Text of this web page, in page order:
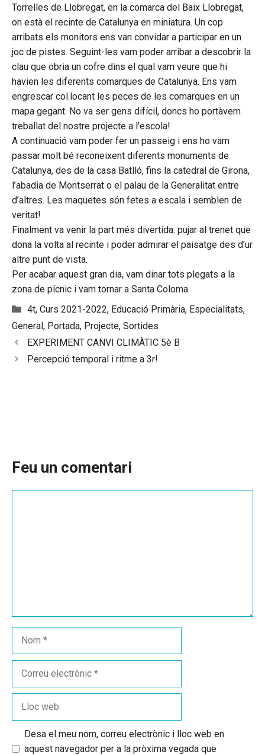
Torrelles de Llobregat, en la comarca del Baix Llobregat,
on està el recinte de Catalunya en miniatura. Un cop
arribats els monitors ens van convidar a participar en un
joc de pistes. Seguint-les vam poder arribar a descobrir la
clau que obria un cofre dins el qual vam veure que hi
havien les diferents comarques de Catalunya. Ens vam
engrescar col.locant les peces de les comarques en un
mapa gegant. No va ser gens difícil, doncs ho portàvem
treballat del nostre projecte a l’escola!
A continuació vam poder fer un passeig i ens ho vam
passar molt bé reconeixent diferents monuments de
Catalunya, des de la casa Batlló, fins la catedral de Girona,
l’abadia de Montserrat o el palau de la Generalitat entre
d’altres. Les maquetes són fetes a escala i semblen de
veritat!
Finalment va venir la part més divertida: pujar al trenet que
dona la volta al recinte i poder admirar el paisatge des d’ur
altre punt de vista.
Per acabar aquest gran dia, vam dinar tots plegats a la
zona de pícnic i vam tornar a Santa Coloma.
Categories
4t, Curs 2021-2022, Educació Primària, Especialitats,
General, Portada, Projecte, Sortides
EXPERIMENT CANVI CLIMÀTIC 5è B
Percepció temporal i ritme a 3r!
Feu un comentari
Nom
Correu
Lloc
Desa el meu nom, correu electrònic i lloc web en
aquest navegador per a la pròxima vegada que